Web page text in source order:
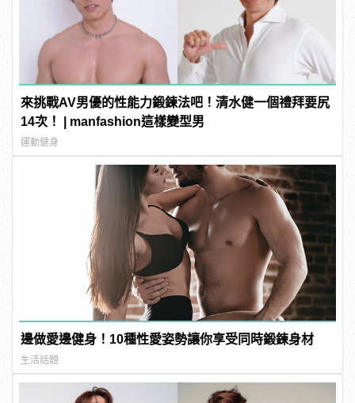
來挑戰AV男優的性能力鍛鍊法吧！清水健一個禮拜要尻
14次！ | manfashion這樣變型男
運動健身
邊做愛邊健身！10種性愛姿勢讓你享受同時鍛鍊身材
生活話題